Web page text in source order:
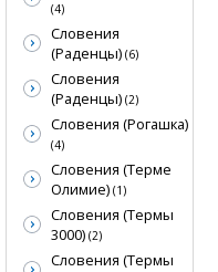
(4)
Словения
(Раденцы) (6)
Словения
(Раденцы) (2)
Словения (Рогашка)
(4)
Словения (Терме
Олимие) (1)
Словения (Термы
3000) (2)
Словения (Термы